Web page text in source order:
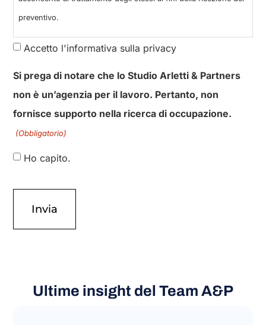
preventivo.
Accetto l'informativa sulla privacy
Si prega di notare che lo Studio Arletti & Partners
non è un’agenzia per il lavoro. Pertanto, non
fornisce supporto nella ricerca di occupazione.
(Obbligatorio)
Ho capito.
Ultime insight del Team A&P